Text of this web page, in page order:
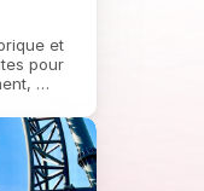
et
pour
de